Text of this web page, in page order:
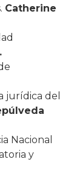
Catherine
jurídica del
Nacional
y